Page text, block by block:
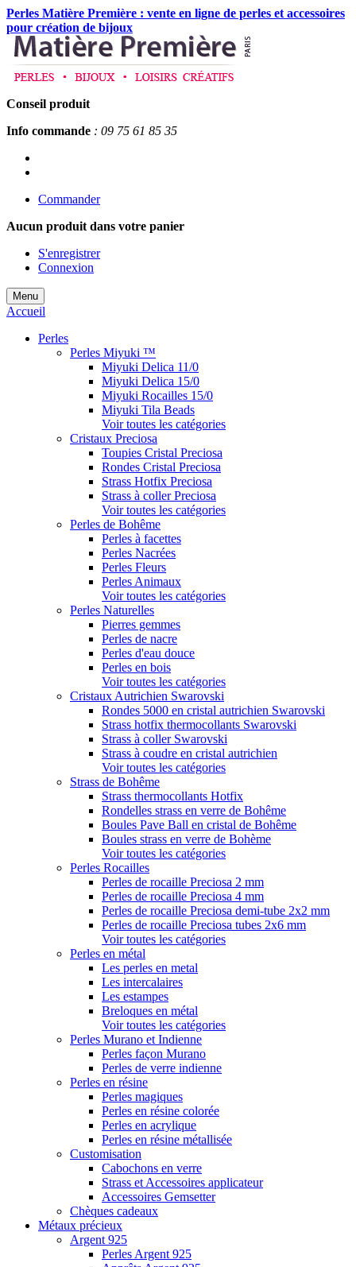
Perles Matière Première : vente en ligne de perles et accessoires
pour création de bijoux
Conseil produit
Info commande : 09 75 61 85 35
Commander
Aucun produit dans votre panier
S'enregistrer
Connexion
Menu
Accueil
Perles
Perles Miyuki ™
Miyuki Delica 11/0
Miyuki Delica 15/0
Miyuki Rocailles 15/0
Miyuki Tila Beads
Voir toutes les catégories
Cristaux Preciosa
Toupies Cristal Preciosa
Rondes Cristal Preciosa
Strass Hotfix Preciosa
Strass à coller Preciosa
Voir toutes les catégories
Perles de Bohême
Perles à facettes
Perles Nacrées
Perles Fleurs
Perles Animaux
Voir toutes les catégories
Perles Naturelles
Pierres gemmes
Perles de nacre
Perles d'eau douce
Perles en bois
Voir toutes les catégories
Cristaux Autrichien Swarovski
Rondes 5000 en cristal autrichien Swarovski
Strass hotfix thermocollants Swarovski
Strass à coller Swarovski
Strass à coudre en cristal autrichien
Voir toutes les catégories
Strass de Bohême
Strass thermocollants Hotfix
Rondelles strass en verre de Bohême
Boules Pave Ball en cristal de Bohême
Boules strass en verre de Bohème
Voir toutes les catégories
Perles Rocailles
Perles de rocaille Preciosa 2 mm
Perles de rocaille Preciosa 4 mm
Perles de rocaille Preciosa demi-tube 2x2 mm
Perles de rocaille Preciosa tubes 2x6 mm
Voir toutes les catégories
Perles en métal
Les perles en metal
Les intercalaires
Les estampes
Breloques en métal
Voir toutes les catégories
Perles Murano et Indienne
Perles façon Murano
Perles de verre indienne
Perles en résine
Perles magiques
Perles en résine colorée
Perles en acrylique
Perles en résine métallisée
Customisation
Cabochons en verre
Strass et Accessoires applicateur
Accessoires Gemsetter
Chèques cadeaux
Métaux précieux
Argent 925
Perles Argent 925